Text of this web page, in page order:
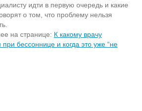
идти в первую очередь и какие
о том, что проблему нельзя
на странице: К какому врачу
бессоннице и когда это уже “не